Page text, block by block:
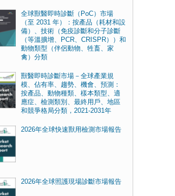
全球獸醫即時診斷（PoC）市場
（至 2031 年）：按產品（耗材和設
備）、技術（免疫診斷和分子診斷
（等溫擴增、PCR、CRISPR））和
動物類型（伴侶動物、牲畜、家
禽）分類
獸醫即時診斷市場－全球產業規
模、佔有率、趨勢、機會、預測：
按產品、動物種類、樣本類型、適
應症、檢測類別、最終用戶、地區
和競爭格局分類，2021-2031年
2026年全球快速獸用檢測市場報告
2026年全球照護現場診斷市場報告